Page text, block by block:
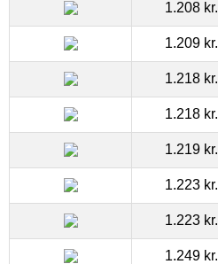
1.208 kr.
1.209 kr.
1.218 kr.
1.218 kr.
1.219 kr.
1.223 kr.
1.223 kr.
1.249 kr.